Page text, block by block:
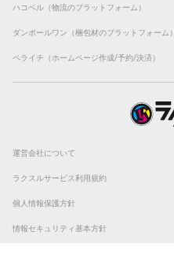
ハコベル（物流のプラットフォーム）
ダンボールワン（梱包材のプラットフォーム）
ペライチ（ホームページ作成/予約/決済）
運営会社について
ラクスルサービス利用規約
個人情報保護方針
情報セキュリティ基本方針